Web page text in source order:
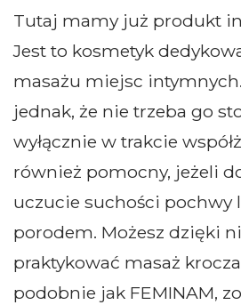
Tutaj mamy już produkt
Jest to kosmetyk
masażu miejsc
jednak, że nie trzeba go
wyłącznie w trakcie
również pomocny, jeżeli
uczucie suchości pochwy
porodem. Możesz dzięki
praktykować masaż
podobnie jak FEMINAM,